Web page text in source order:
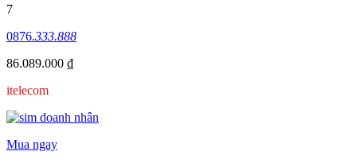
7
0876.333.888
86.089.000 ₫
itelecom
Mua ngay